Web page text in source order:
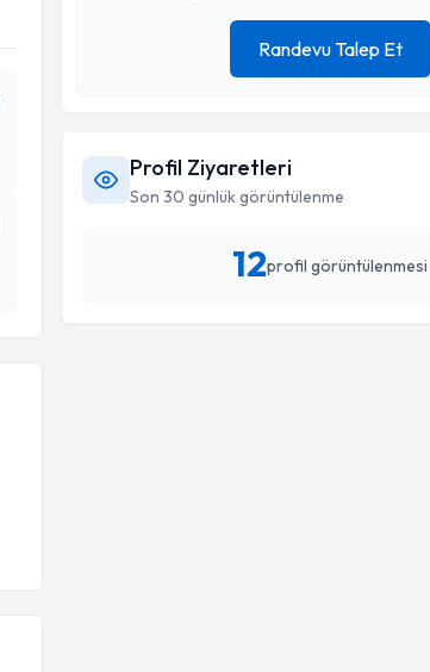
Randevu Talep Et
Profil Ziyaretleri
Son 30 günlük görüntülenme
12profil görüntülenmesi